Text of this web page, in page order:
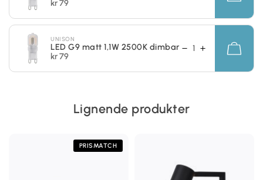
kr 79
UNISON
LED G9 matt 1,1W 2500K dimbar
kr 79
Lignende produkter
PRISMATCH